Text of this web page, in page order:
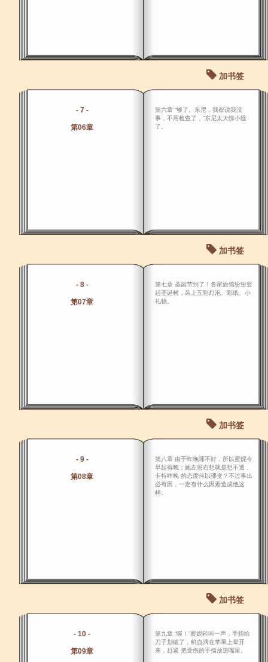
加书签
- 7 -
第06章
第六章 “够了。东尼，我都说我没
事，不用检查了，”东尼太大惊小怪
了。
加书签
- 8 -
第07章
第七章 圣诞节到了！各家旅馆纷纷竖
起圣诞树，装上五彩灯泡、彩纸、小
礼物。
加书签
- 9 -
第08章
第八章 由于昨晚睡不好，所以蜜妮今
早起得晚；她左思右想就是想不透，
卡特昨晚 的态度何以骤变？不过事出
必有因，一定有什么因素造成他这
样。
加书签
- 10 -
第09章
第九章 “喔！”蜜妮轻叫一声，手指给
刀子划破了，鲜血滴在苹果上晕开
来，赶紧 把受伤的手指放进嘴里。